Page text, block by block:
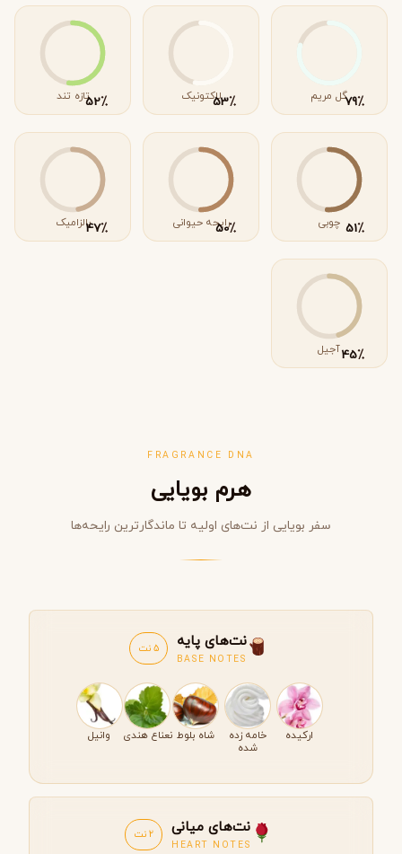
٪79گل مریم ٪53لاکتونیک ٪52تازه تند
٪51 چوبی ٪50
رایحه حیوانی ٪47بالزامیک
٪45آجیل
FRAGRANCE DNA
هرم بویایی
سفر بویایی از نت‌های اولیه تا ماندگارترین رایحه‌ها
نت‌های پایه
BASE NOTES
5 نت
ارکیده
خامه زده
شده
شاه بلوط نعناع هندی وانیل
نت‌های میانی
HEART NOTES
2 نت